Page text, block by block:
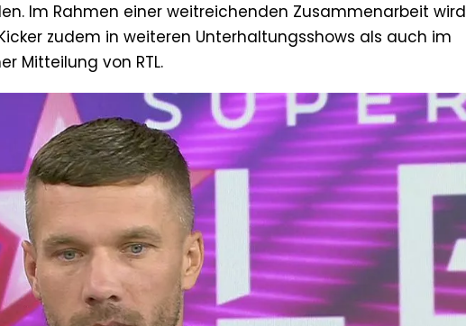
Im Rahmen einer weitreichenden Zusammenarbeit wird
zudem in weiteren Unterhaltungsshows als auch im
Mitteilung von RTL.